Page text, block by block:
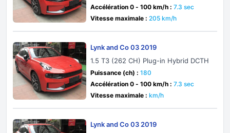
Accélération 0 - 100 km/h : 7.3 sec
Vitesse maximale : 205 km/h
Lynk and Co 03 2019
1.5 T3 (262 CH) Plug-in Hybrid DCTH
Puissance (ch) : 180
Accélération 0 - 100 km/h : 7.3 sec
Vitesse maximale : km/h
Lynk and Co 03 2019